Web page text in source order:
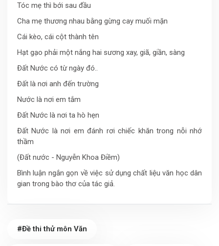
Tóc mẹ thì bới sau đầu
Cha mẹ thương nhau bằng gừng cay muối mặn
Cái kèo, cái cột thành tên
Hạt gạo phải một nắng hai sương xay, giã, giần, sàng
Đất Nước có từ ngày đó..
Đất là nơi anh đến trường
Nước là nơi em tắm
Đất Nước là nơi ta hò hẹn
Đất Nước là nơi em đánh rơi chiếc khăn trong nỗi nhớ
thầm
(Đất nước - Nguyễn Khoa Điềm)
Bình luận ngắn gọn về việc sử dụng chất liệu văn học dân
gian trong bào thơ của tác giả.
#Đề thi thử môn Văn